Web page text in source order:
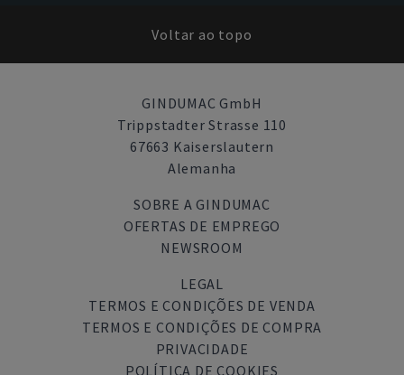
Voltar ao topo
GINDUMAC GmbH
Trippstadter Strasse 110
67663 Kaiserslautern
Alemanha
SOBRE A GINDUMAC
OFERTAS DE EMPREGO
NEWSROOM
LEGAL
TERMOS E CONDIÇÕES DE VENDA
TERMOS E CONDIÇÕES DE COMPRA
PRIVACIDADE
POLÍTICA DE COOKIES